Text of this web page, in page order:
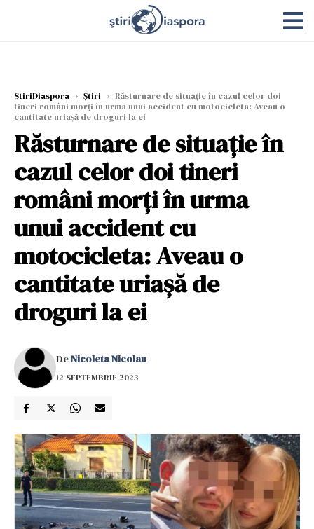
StiriDiaspora › Știri › Răsturnare de situaţie în cazul celor doi
tineri români morți în urma unui accident cu motocicleta: Aveau o
cantitate uriașă de droguri la ei
Răsturnare de situaţie în
cazul celor doi tineri
români morți în urma
unui accident cu
motocicleta: Aveau o
cantitate uriașă de
droguri la ei
DeNicoleta Nicolau
12 SEPTEMBRIE 2023